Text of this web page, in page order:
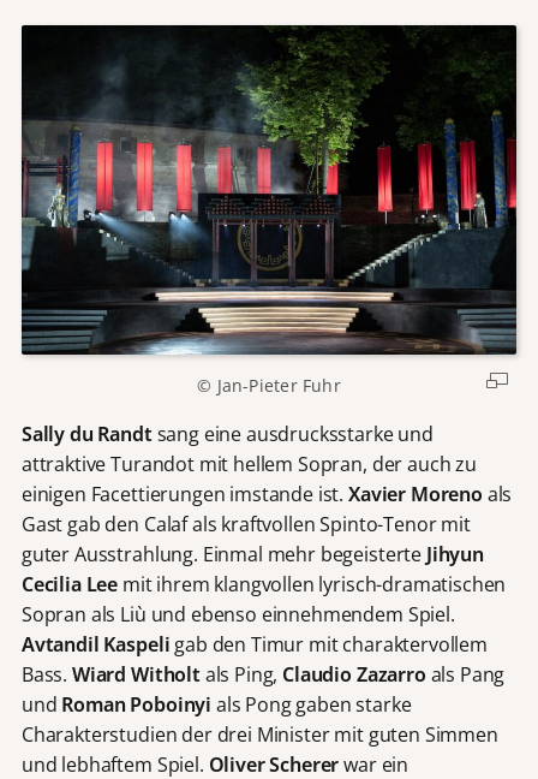
© Jan-Pieter Fuhr
Sally du Randtsang eine ausdrucksstarke und
attraktive Turandot mit hellem Sopran, der auch zu
einigen Facettierungen imstande ist. Xavier Moreno als
Gast gab den Calaf als kraftvollen Spinto-Tenor mit
guter Ausstrahlung. Einmal mehr begeisterte Jihyun
Cecilia Lee mit ihrem klangvollen lyrisch-dramatischen
Sopran als Liù und ebenso einnehmendem Spiel.
Avtandil Kaspeli gab den Timur mit charaktervollem
Bass. Wiard Witholtals Ping, Claudio Zazarro als Pang
und Roman Poboinyi als Pong gaben starke
Charakterstudien der drei Minister mit guten Simmen
und lebhaftem Spiel. Oliver Schererwar ein
o
w
i
r
d
v
o
n
Y
o
u
b
e
b
r
e
i
t
g
e
s